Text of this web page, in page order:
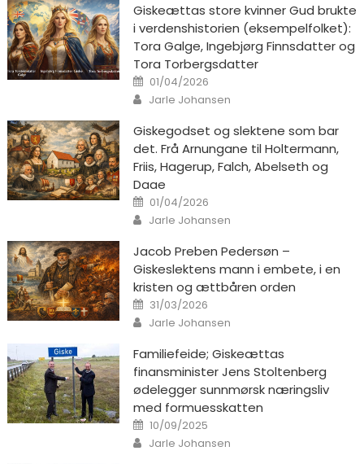
Giskeættas store kvinner Gud brukte
i verdenshistorien (eksempelfolket):
Tora Galge, Ingebjørg Finnsdatter og
Tora Torbergsdatter
Posted on
01/04/2026
Author
Jarle Johansen
Giskegodset og slektene som bar
det. Frå Arnungane til Holtermann,
Friis, Hagerup, Falch, Abelseth og
Daae
Posted on
01/04/2026
Author
Jarle Johansen
Jacob Preben Pedersøn –
Giskeslektens mann i embete, i en
kristen og ættbåren orden
Posted on
31/03/2026
Author
Jarle Johansen
Familiefeide; Giskeættas
finansminister Jens Stoltenberg
ødelegger sunnmørsk næringsliv
med formuesskatten
Posted on
10/09/2025
Author
Jarle Johansen